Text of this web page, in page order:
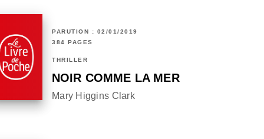
PARUTION : 02/01/2019
384 PAGES
THRILLER
NOIR COMME LA MER
Mary Higgins Clark